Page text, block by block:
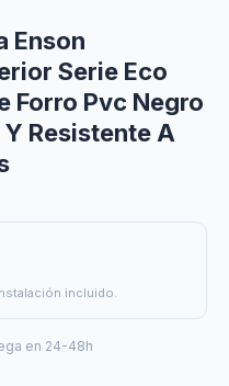
Enson
Serie Eco
Forro Pvc Negro
Resistente A
incluido.
en 24-48h